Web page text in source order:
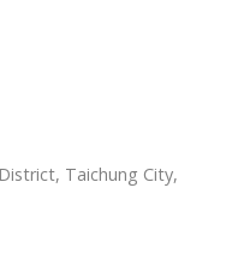
Taichung City,